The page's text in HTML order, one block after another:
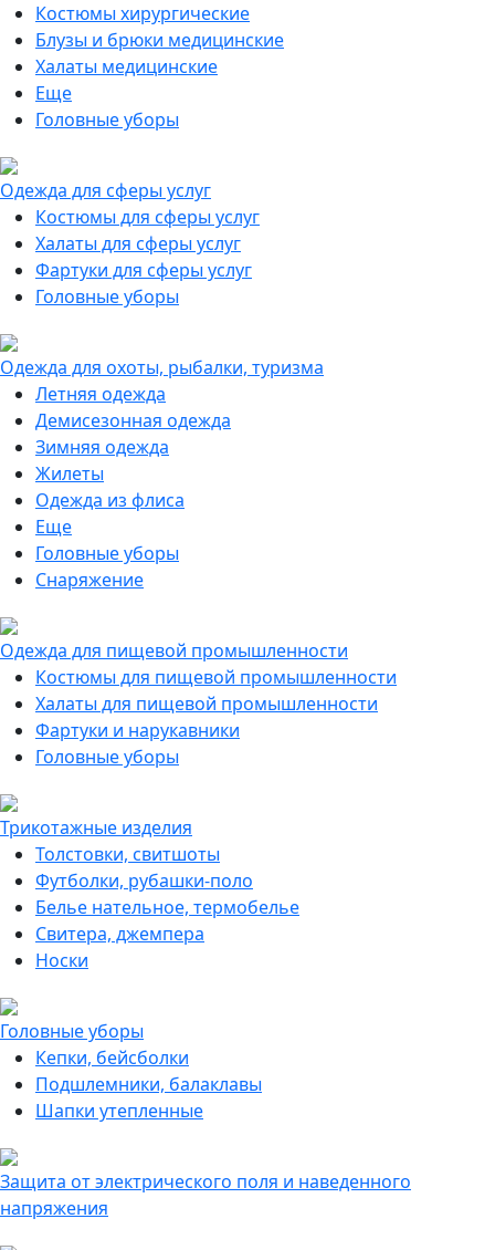
Костюмы хирургические
Блузы и брюки медицинские
Халаты медицинские
Еще
Головные уборы
Одежда для сферы услуг
Костюмы для сферы услуг
Халаты для сферы услуг
Фартуки для сферы услуг
Головные уборы
Одежда для охоты, рыбалки, туризма
Летняя одежда
Демисезонная одежда
Зимняя одежда
Жилеты
Одежда из флиса
Еще
Головные уборы
Снаряжение
Одежда для пищевой промышленности
Костюмы для пищевой промышленности
Халаты для пищевой промышленности
Фартуки и нарукавники
Головные уборы
Трикотажные изделия
Толстовки, свитшоты
Футболки, рубашки-поло
Белье нательное, термобелье
Свитера, джемпера
Носки
Головные уборы
Кепки, бейсболки
Подшлемники, балаклавы
Шапки утепленные
Защита от электрического поля и наведенного
напряжения